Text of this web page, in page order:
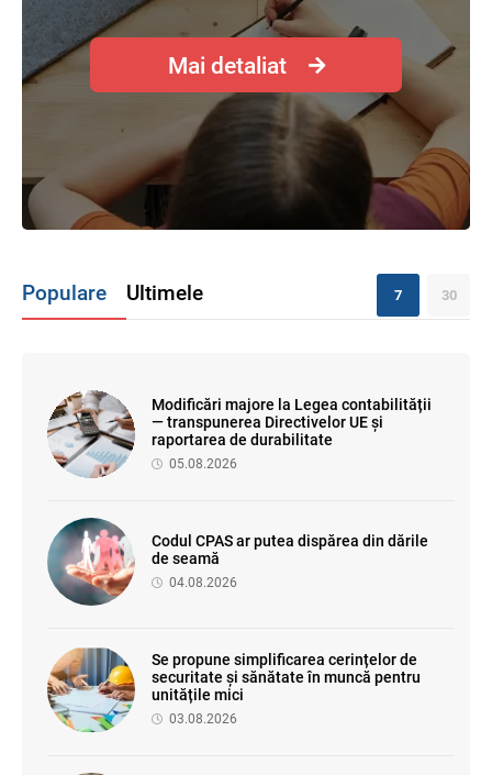
Mai detaliat
Populare Ultimele 7 30
Modificări majore la Legea contabilității
— transpunerea Directivelor UE și
raportarea de durabilitate
05.08.2026
Codul CPAS ar putea dispărea din dările
de seamă
04.08.2026
Se propune simplificarea cerințelor de
securitate și sănătate în muncă pentru
unitățile mici
03.08.2026